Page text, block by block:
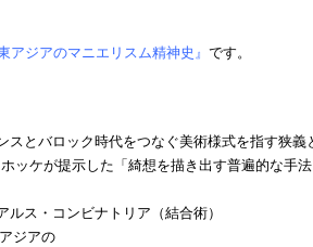
アジアのマニエリスム精神史』 です。
スとバロック時代をつなぐ美術様式を指す狭義
ッケが提示した「綺想を描き出す普遍的な手法
ス・コンビナトリア（結合術）
ジアの